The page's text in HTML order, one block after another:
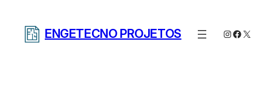
ENGETECNO PROJETOS Instagram
X